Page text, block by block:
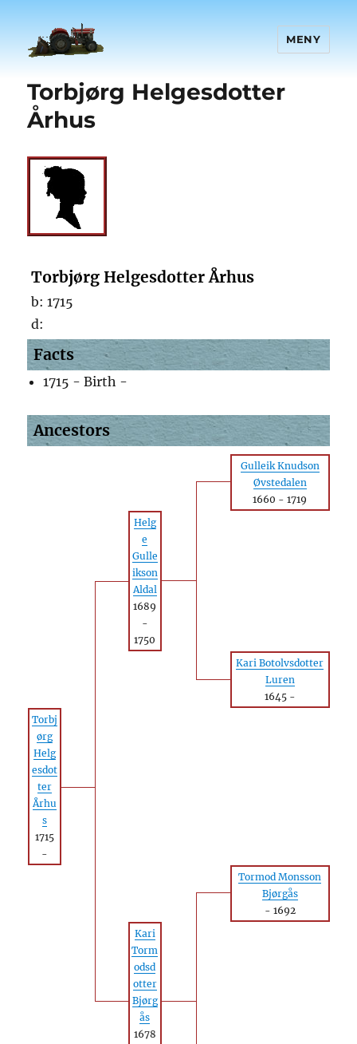
MENY
Torbjørg Helgesdotter
Århus
Torbjørg Helgesdotter Århus
b:1715
d:
Facts
1715 - Birth -
Ancestors
Gulleik Knudson
Øvstedalen
1660 - 1719
Helg
e
Gulle
ikson
Aldal
1689
-
1750
Kari Botolvsdotter
Luren
1645-
Torbj
ørg
Helg
esdot
ter
Århu
s
1715
-
Tormod Monsson
Bjørgås
- 1692
Kari
Torm
odsd
otter
Bjørg
ås
1678